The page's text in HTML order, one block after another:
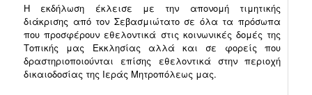
Η εκδήλωση έκλεισε με την απονομή τιμητικής
διάκρισης από τον Σεβασμιώτατο σε όλα τα πρόσωπα
που προσφέρουν εθελοντικά στις κοινωνικές δομές της
Τοπικής μας Εκκλησίας αλλά και σε φορείς που
δραστηριοποιούνται επίσης εθελοντικά στην περιοχή
δικαιοδοσίας της Ιεράς Μητροπόλεως μας.